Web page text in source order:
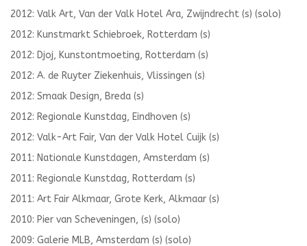
2012: Valk Art, Van der Valk Hotel Ara, Zwijndrecht (s) (solo)
2012: Kunstmarkt Schiebroek, Rotterdam (s)
2012: Djoj, Kunstontmoeting, Rotterdam (s)
2012: A. de Ruyter Ziekenhuis, Vlissingen (s)
2012: Smaak Design, Breda (s)
2012: Regionale Kunstdag, Eindhoven (s)
2012: Valk-Art Fair, Van der Valk Hotel Cuijk (s)
2011: Nationale Kunstdagen, Amsterdam (s)
2011: Regionale Kunstdag, Rotterdam (s)
2011: Art Fair Alkmaar, Grote Kerk, Alkmaar (s)
2010: Pier van Scheveningen, (s) (solo)
2009: Galerie MLB, Amsterdam (s) (solo)